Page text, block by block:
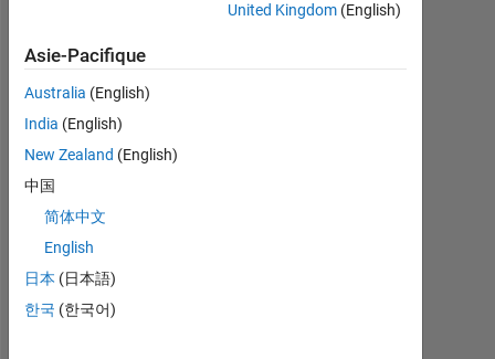
CONTRIBUTIONS L
0
2
4
United Kingdom(English)
Asie-Pacifique
Australia (English)
India (English)
New Zealand (English)
中国
简体中文
English
日本 (日本語)
한국 (한국어)